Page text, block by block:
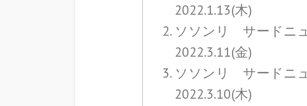
2022.1.13(木)
ソソンリ サードニ
2022.3.11(金)
ソソンリ サードニ
2022.3.10(木)